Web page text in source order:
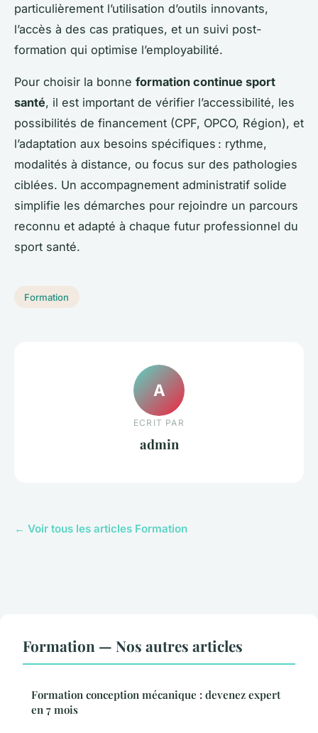
particulièrement l’utilisation d’outils innovants,
l’accès à des cas pratiques, et un suivi post-
formation qui optimise l’employabilité.
Pour choisir la bonne formation continue sport
santé, il est important de vérifier l’accessibilité, les
possibilités de financement (CPF, OPCO, Région), et
l’adaptation aux besoins spécifiques : rythme,
modalités à distance, ou focus sur des pathologies
ciblées. Un accompagnement administratif solide
simplifie les démarches pour rejoindre un parcours
reconnu et adapté à chaque futur professionnel du
sport santé.
Formation
A
ECRIT PAR
admin
← Voir tous les articles Formation
Formation — Nos autres articles
Formation conception mécanique : devenez expert
en 7 mois